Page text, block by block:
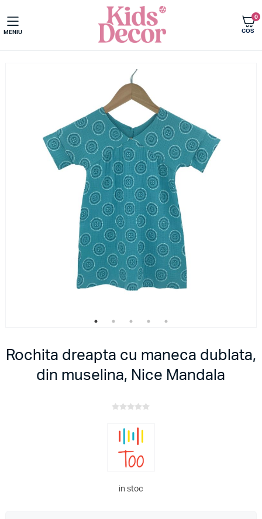
MENIU COS
0
Rochita dreapta cu maneca dublata,
din muselina, Nice Mandala
in stoc